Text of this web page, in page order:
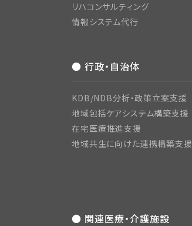
リハコンサルティング
情報システム代行
● 行政・自治体
KDB/NDB分析・政策立案支援
地域包括ケアシステム構築支援
在宅医療推進支援
地域共生に向けた連携構築支援
● 関連医療・介護施設